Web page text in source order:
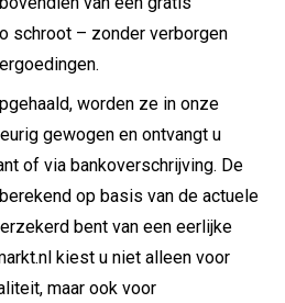
schroot – zonder verborgen
worden ze in onze
gewogen en ontvangt u
of via bankoverschrijving. De
op basis van de actuele
bent van een eerlijke
kiest u niet alleen voor
maar ook voor